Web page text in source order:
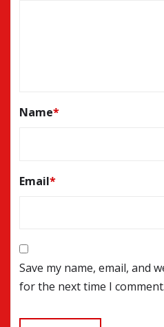
Name*
Email*
Save my name, email, and
for the next time I comment.